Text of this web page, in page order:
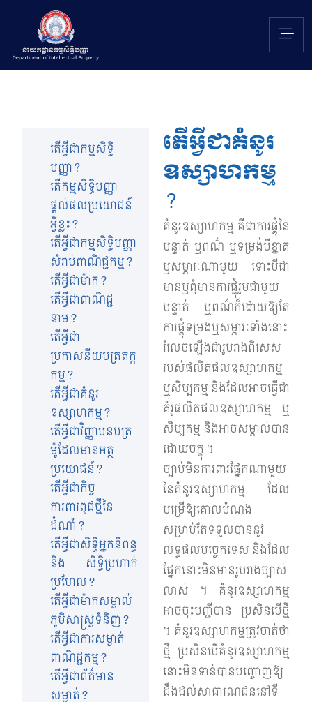
តើអ្វីជាកម្មសិទ្ធិ
បញ្ញា?
តើកម្មសិទ្ធិបញ្ញា
ផ្តល់ផលប្រយោជន៍
អ្វីខ្លះ?
តើអ្វីជាកម្មសិទ្ធិបញ្ញា
សំរាប់ពាណិជ្ជកម្ម?
តើអ្វីជាម៉ាក?
តើអ្វីជាពាណិជ្ជ
នាម?
តើអ្វីជា
ប្រកាសនីយបត្រតក្ក
កម្ម?
តើអ្វីជាគំនូរ
ឧស្សាហកម្ម?
តើអ្វីជាវិញ្ញាបនបត្រ
ម៉ូដែលមានអត្ថ
ប្រយោជន៍?
តើអ្វីជាកិច្ច
ការពារពូជថ្មីនៃ
ដំណាំ?
តើអ្វីជាសិទ្ធិអ្នកនិពន្ធ
និង សិទ្ធិប្រហាក់
ប្រហែល?
តើអ្វីជាម៉ាកសម្គាល់
ភូមិសាស្ត្រទំនិញ?
តើអ្វីជាការសម្ងាត់
ពាណិជ្ជកម្ម?
តើអ្វីជាព័ត៌មាន
សម្ងាត់?
តើអ្វីជាគំនូរ
ឧស្សាហកម្ម
?
គំនូរឧស្សាហកម្ម គឺជាការផ្គុំនៃ
បន្ទាត់ ឬពណ៌ ឬទម្រង់បីខ្នាត
ឬសម្ភារៈណាមួយ ទោះបីជា
មានឬពុំមានការផ្គុំរួមជាមួយ
បន្ទាត់ ឬពណ៌ក៏ដោយឱ្យតែ
ការផ្គុំទម្រង់ឬសម្ភារៈទាំងនោះ
រំលេចឡើងជារូបរាងពិសេស
របស់ផលិតផលឧស្សាហកម្ម
ឬសិប្បកម្ម និងដែលអាចធ្វើជា
គំរូផលិតផលឧស្សាហកម្ម ឬ
សិប្បកម្ម និងអាចសម្គាល់បាន
ដោយចក្ខុ ។
ច្បាប់មិនការពារផ្នែកណាមួយ
នៃគំនូរឧស្សាហកម្ម ដែល
បម្រើឱ្យគោលបំណង
សម្រាប់តែទទួលបាននូវ
លទ្ធផលបច្ចេកទេស និងដែល
ផ្នែកនោះមិនមានរូបរាងច្បាស់
លាស់ ។ គំនូរឧស្សាហកម្ម
អាចចុះបញ្ជីបាន ប្រសិនបើថ្មី
។ គំនូរឧស្សាហកម្មត្រូវចាត់ថា
ថ្មី ប្រសិនបើគំនូរឧស្សាហកម្ម
នោះមិនទាន់បានបញ្ចោញឱ្យ
ដឹងដល់សាធារណជននៅទី